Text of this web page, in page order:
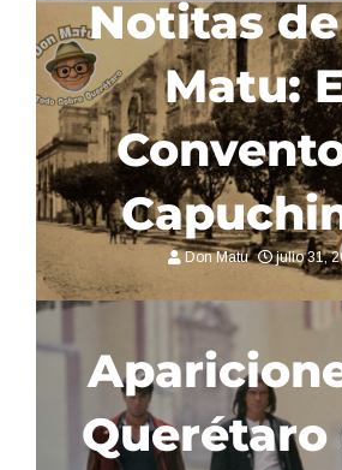
El chisme
del
Ximena Nápoles Vera
¿Qué